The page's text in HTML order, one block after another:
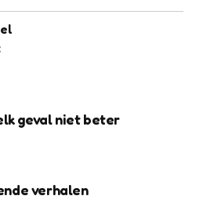
geval niet beter
verhalen